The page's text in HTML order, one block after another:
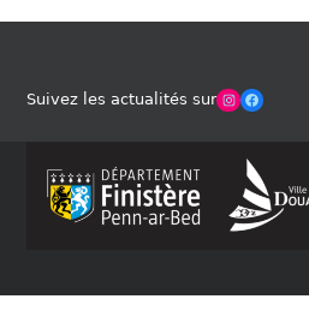
Suivez les actualités surWinches Club OfficielFacebook